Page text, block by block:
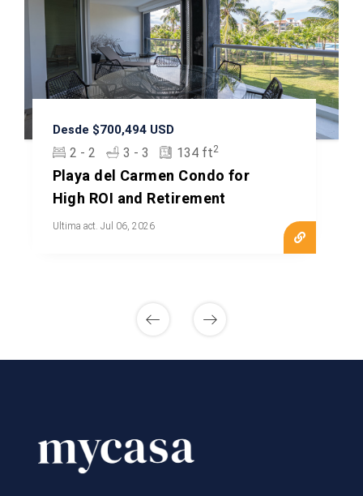
Desde $700,494 USD
2 - 2 3 - 3 134 ft2
Playa del Carmen Condo for
High ROI and Retirement
Ultima act. Jul 06, 2026